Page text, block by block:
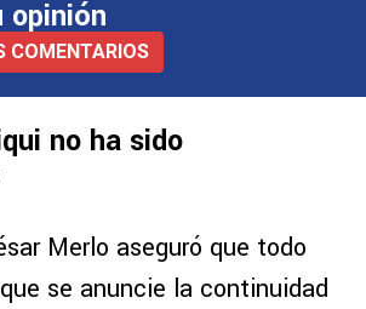
opinión
COMENTARIOS
no ha sido
Merlo aseguró que todo
se anuncie la continuidad